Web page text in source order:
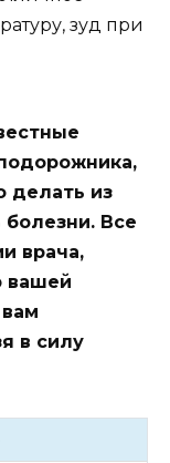
зуд при
делать из
болезни. Все
врача,
вашей
в силу